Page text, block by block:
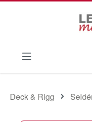
Deck & Rigg